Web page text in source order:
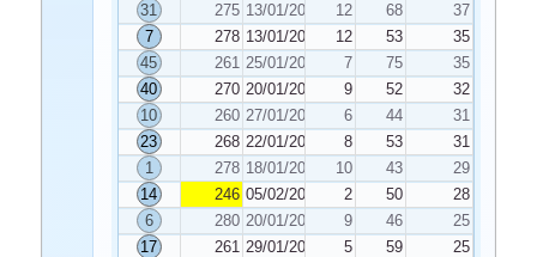
31
275 13/01/2025 12 68
37
7
278 13/01/2025 12 53
35
45
261 25/01/2025 7 75
35
40
270 20/01/2025 9 52
32
10
260 27/01/2025 6 44
31
23
268 22/01/2025 8 53
31
1
278 18/01/2025 10 43
29
14
246 05/02/2025 2 50
28
6
280 20/01/2025 9 46
25
17
261 29/01/2025 5 59
25